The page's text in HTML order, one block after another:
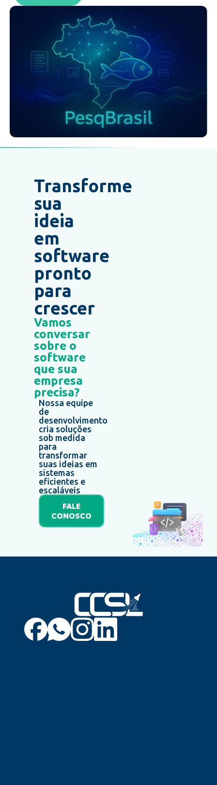
Transforme
sua
ideia
em
software
pronto
para
crescer
Vamos
conversar
sobre o
software
que sua
empresa
precisa?
Nossa equipe
de
desenvolvimento
cria soluções
sob medida
para
transformar
suas ideias em
sistemas
eficientes e
escaláveis
FALE
CONOSCO